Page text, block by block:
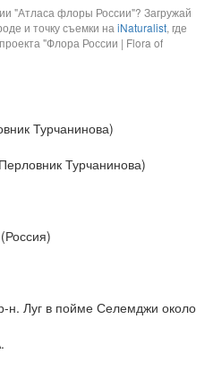
"Атласа флоры России"? Загружай
и точку съемки на iNaturalist, где
"Флора России | Flora of
Турчанинова)
Турчанинова)
н. Луг в пойме Селемджи около